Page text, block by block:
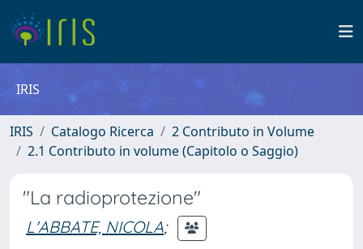
IRIS
IRIS Catalogo Ricerca
2 Contributo in Volume
2.1 Contributo in volume (Capitolo o Saggio)
"La radioprotezione"
L'ABBATE, NICOLA;